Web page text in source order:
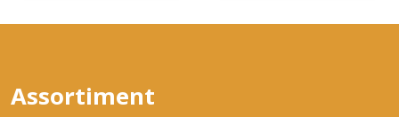
Assortiment